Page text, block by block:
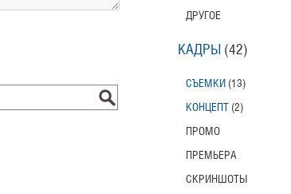
Трейлер
Лунный свет
Трейлер (на русском языке)
Длинная ночь, короткое утро
Трейлер
ДРУГОЕ
КАДРЫ (42)
СЪЕМКИ (13)
КОНЦЕПТ (2)
ПРОМО
ПРЕМЬЕРА
СКРИНШОТЫ